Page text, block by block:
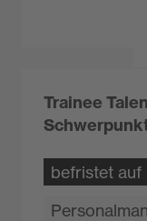
Trainee
befristet auf